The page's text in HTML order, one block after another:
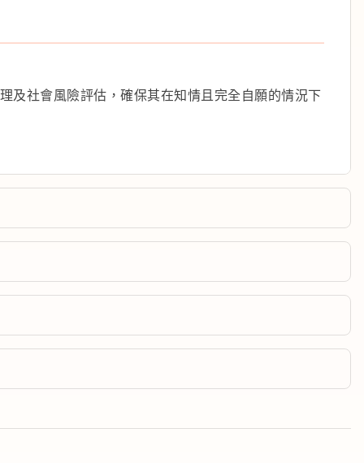
及社會風險評估，確保其在知情且完全自願的情況下